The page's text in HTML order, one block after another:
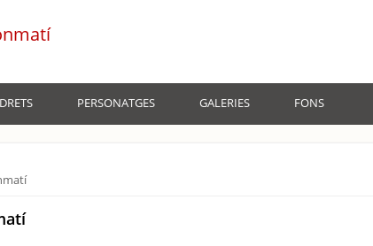
PERSONATGES GALERIES FONS